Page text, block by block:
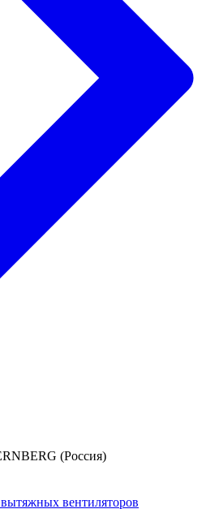
(Россия)
вентиляторов